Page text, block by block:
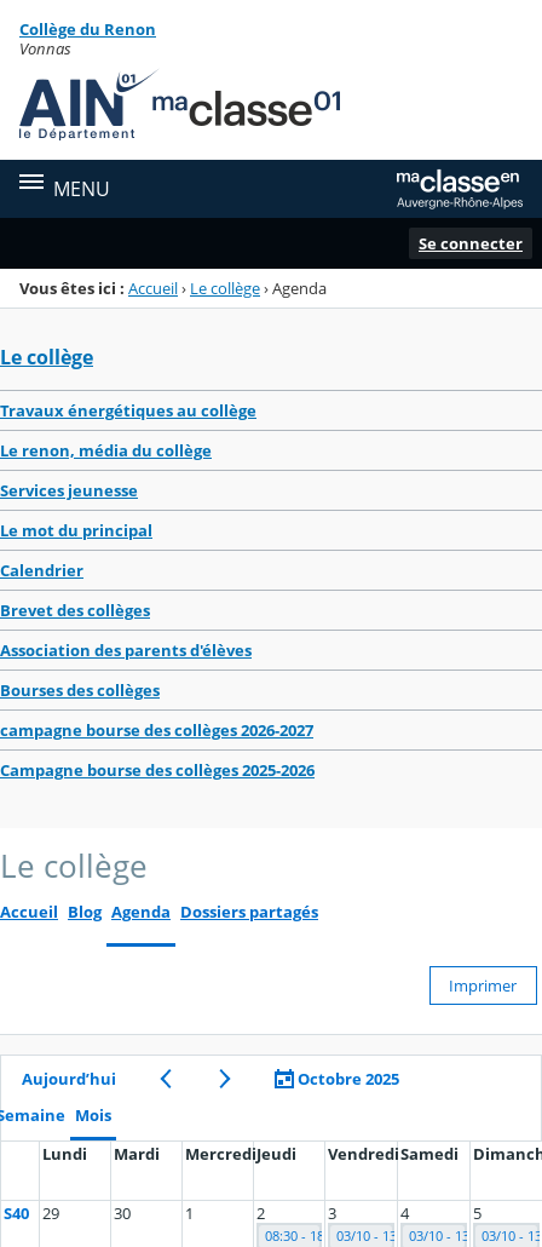
Menu de la rubrique
Contenu
Collège du Renon
Vonnas
MENU
Se connecter
Vous êtes ici : Accueil› Le collège›Agenda
Le collège
Travaux énergétiques au collège
Le renon, média du collège
Services jeunesse
Le mot du principal
Calendrier
Brevet des collèges
Association des parents d'élèves
Bourses des collèges
campagne bourse des collèges 2026-2027
Campagne bourse des collèges 2025-2026
Le collège
Accueil Blog Agenda Dossiers partagés
Imprimer
Aujourd’hui
Octobre 2025
Mois
Lundi
Mardi MercrediJeudi VendrediSamedi
S40 29 30 1 2
08:30 - 18:00
3
03/10 - 13/10
4
03/10 - 13/10
5
03/10 -